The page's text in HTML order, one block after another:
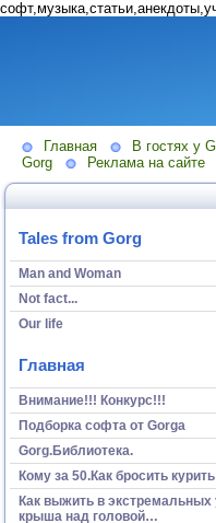
Главная
В гостях у
Gorg
Реклама на сайте
Tales from Gorg
Man and Woman
Not fact...
Our life
Главная
Внимание!!! Конкурс!!!
Подборка софта от Gorga
Gorg.Библиотека.
Кому за 50.Как бросить
Как выжить в экстремальных
крыша над головой…